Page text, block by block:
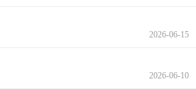
2026-06-15
2026-06-10